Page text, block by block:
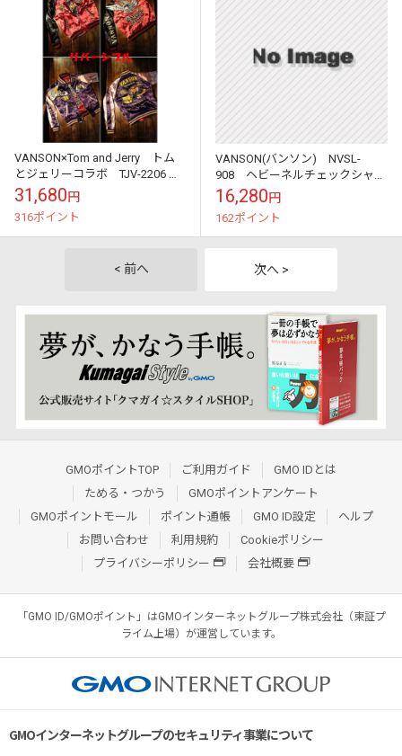
VANSON×Tom and Jerry トム
とジェリーコラボ TJV-2206 リ
バーシブルスカジャン 刺繍
31,680円
316ポイント
VANSON(バンソン) NVSL-
908 ヘビーネルチェックシャツ
チャコール（パッチワーク無
し）
16,280円
162ポイント
< 前へ 次へ >
GMOポイントTOP ご利用ガイド
GMO IDとは
ためる・つかう
GMOポイントアンケート
GMOポイントモール
ポイント通帳 GMO ID設定
ヘルプ
お問い合わせ
利用規約
Cookieポリシー
プライバシーポリシー
会社概要
「GMO ID/GMOポイント」はGMOインターネットグループ株式会社（東証プ
ライム上場）が運営しています。
GMOインターネットグループのセキュリティ事業について